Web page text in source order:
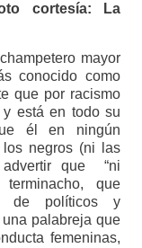
cortesía: La
mayor
conocido como
que por racismo
está en todo su
él en ningún
los negros (ni las
que “ni
que
de políticos y
palabreja que
femeninas,